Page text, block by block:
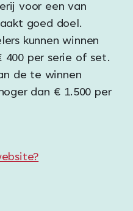
voor een van
goed doel.
kunnen winnen
400 per serie of set.
de te winnen
dan € 1.500 per